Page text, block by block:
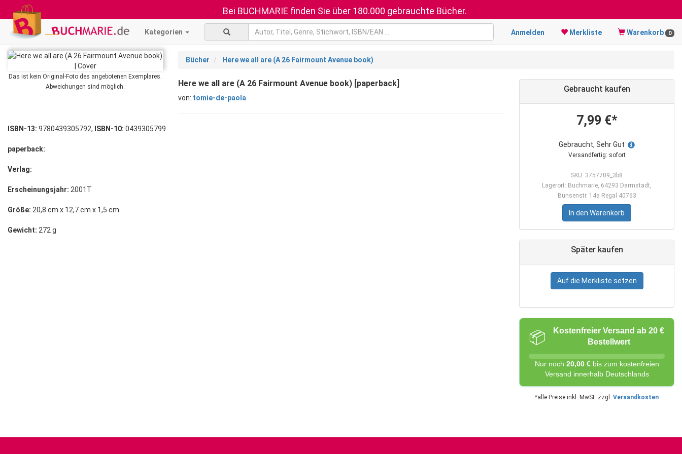
Bei BUCHMARIE finden Sie über 180.000 gebrauchte Bücher.
Kategorien Anmelden Merkliste Warenkorb 0
Das ist kein Original-Foto des angebotenen Exemplares.
Abweichungen sind möglich.
Bücher Here we all are (A 26 Fairmount Avenue book)
Here we all are (A 26 Fairmount Avenue book) [paperback]
von: tomie-de-paola
Gebraucht kaufen
7,99 €*
Gebraucht, Sehr Gut
Versandfertig: sofort
SKU: 3757709_3b8
Lagerort: Buchmarie, 64293 Darmstadt,
Bunsenstr. 14a Regal 40763
In den Warenkorb
Später kaufen
Auf die Merkliste setzen
📦
Kostenfreier Versand ab 20 €
Bestellwert
Nur noch 20,00 €bis zum kostenfreien
Versand innerhalb Deutschlands
*alle Preise inkl. MwSt. zzgl. Versandkosten
ISBN-13: 9780439305792, ISBN-10: 0439305799
paperback:
Verlag:
Erscheinungsjahr: 2001T
Größe: 20,8 cm x 12,7 cm x 1,5 cm
Gewicht: 272 g